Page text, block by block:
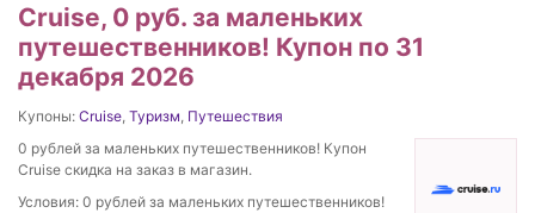
Cruise, 0 руб. за маленьких
путешественников! Купон по 31
декабря 2026
Купоны: Cruise, Туризм, Путешествия
0 рублей за маленьких путешественников! Купон
Cruise скидка на заказ в магазин.
Условия: 0 рублей за маленьких путешественников!